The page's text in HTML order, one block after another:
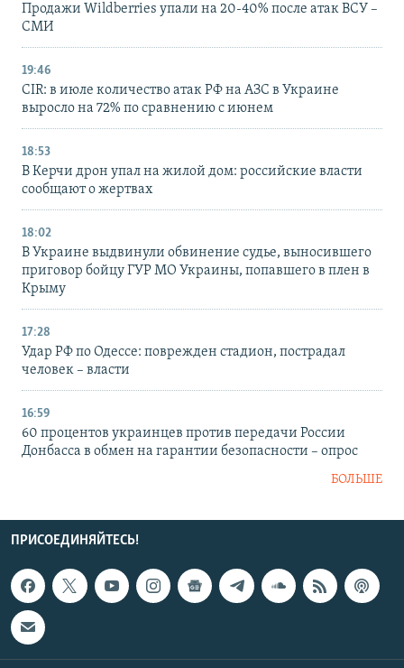
Продажи Wildberries упали на 20-40% после атак ВСУ –
СМИ
19:46
CIR: в июле количество атак РФ на АЗС в Украине
выросло на 72% по сравнению с июнем
18:53
В Керчи дрон упал на жилой дом: российские власти
сообщают о жертвах
18:02
В Украине выдвинули обвинение судье, выносившего
приговор бойцу ГУР МО Украины, попавшего в плен в
Крыму
17:28
Удар РФ по Одессе: поврежден стадион, пострадал
человек – власти
16:59
60 процентов украинцев против передачи России
Донбасса в обмен на гарантии безопасности – опрос
БОЛЬШЕ
ПРИСОЕДИНЯЙТЕСЬ!